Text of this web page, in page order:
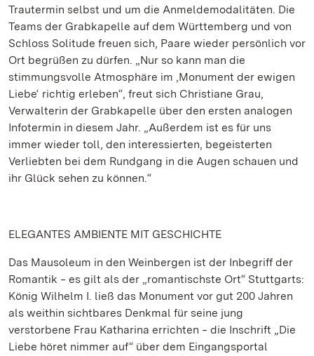
Trautermin selbst und um die Anmeldemodalitäten. Die
Teams der Grabkapelle auf dem Württemberg und von
Schloss Solitude freuen sich, Paare wieder persönlich vor
Ort begrüßen zu dürfen. „Nur so kann man die
stimmungsvolle Atmosphäre im ‚Monument der ewigen
Liebe‘ richtig erleben“, freut sich Christiane Grau,
Verwalterin der Grabkapelle über den ersten analogen
Infotermin in diesem Jahr. „Außerdem ist es für uns
immer wieder toll, den interessierten, begeisterten
Verliebten bei dem Rundgang in die Augen schauen und
ihr Glück sehen zu können.“
ELEGANTES AMBIENTE MIT GESCHICHTE
Das Mausoleum in den Weinbergen ist der Inbegriff der
Romantik ‒ es gilt als der „romantischste Ort“ Stuttgarts:
König Wilhelm I. ließ das Monument vor gut 200 Jahren
als weithin sichtbares Denkmal für seine jung
verstorbene Frau Katharina errichten ‒ die Inschrift „Die
Liebe höret nimmer auf“ über dem Eingangsportal